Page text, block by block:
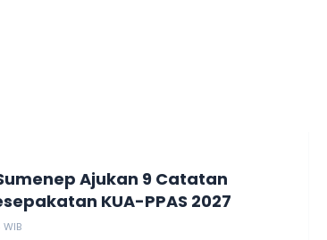
Ajukan 9 Catatan
KUA-PPAS 2027